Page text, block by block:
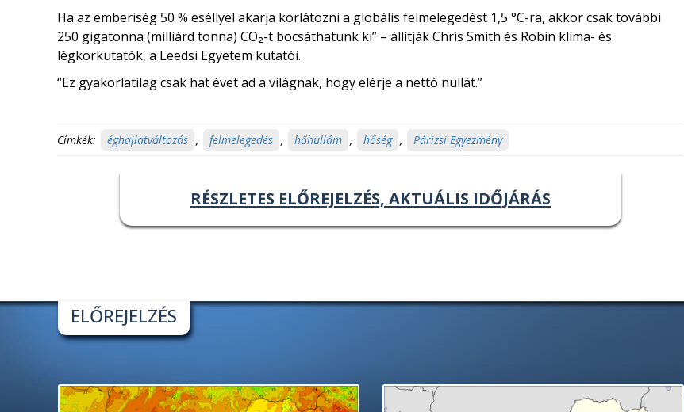
Ha az emberiség 50 % eséllyel akarja korlátozni a globális felmelegedést 1,5 °C-ra, akkor csak további
250 gigatonna (milliárd tonna) CO₂-t bocsáthatunk ki” – állítják Chris Smith és Robin klíma- és
légkörkutatók, a Leedsi Egyetem kutatói.
“Ez gyakorlatilag csak hat évet ad a világnak, hogy elérje a nettó nullát.”
Címkék: éghajlatváltozás , felmelegedés , hőhullám , hőség , Párizsi Egyezmény
RÉSZLETES ELŐREJELZÉS, AKTUÁLIS IDŐJÁRÁS
ELŐREJELZÉS